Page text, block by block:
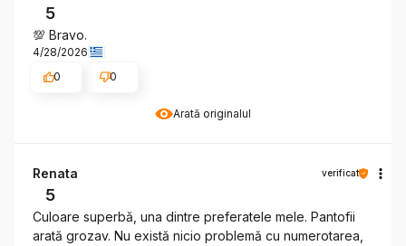
Arată originalul
5
💯 Bravo.
4/28/2026
0
0
Renata verificat
5
Culoare superbă, una dintre preferatele mele. Pantofii
arată grozav. Nu există nicio problemă cu numerotarea,